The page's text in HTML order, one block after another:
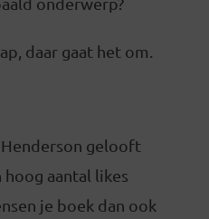
daar gaat het om.
Henderson gelooft
aantal likes
je boek dan ook